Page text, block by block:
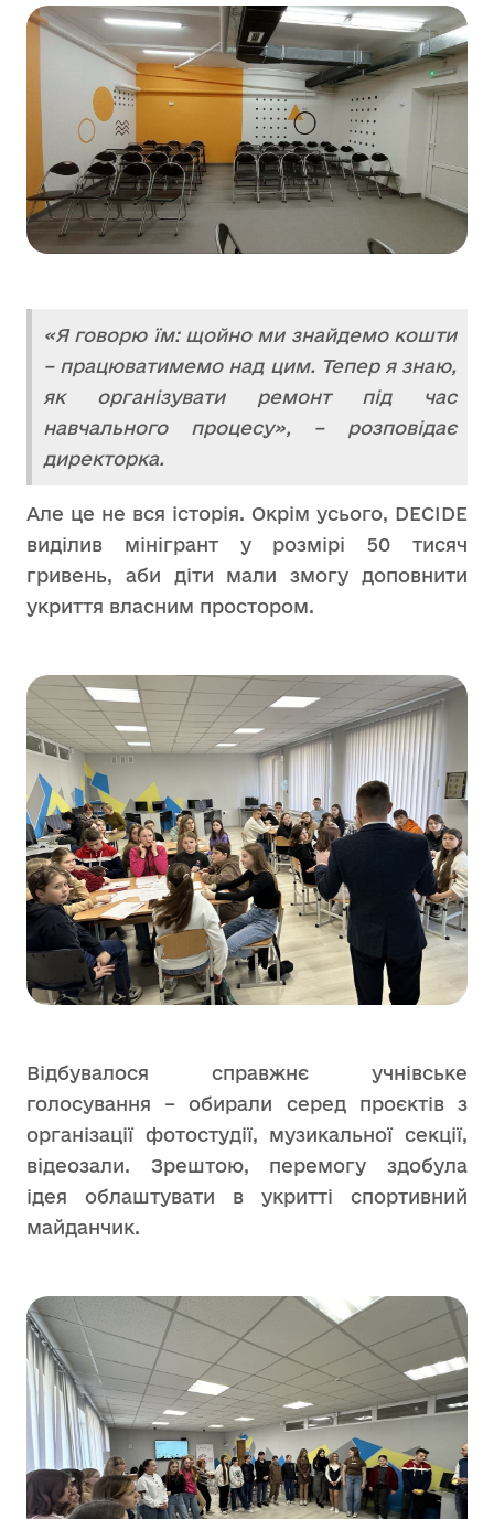
«Я говорю їм: щойно ми знайдемо кошти
– працюватимемо над цим. Тепер я знаю,
як організувати ремонт під час
навчального процесу», – розповідає
директорка.
Але це не вся історія. Окрім усього, DECIDE
виділив мінігрант у розмірі 50 тисяч
гривень, аби діти мали змогу доповнити
укриття власним простором.
Відбувалося справжнє учнівське
голосування – обирали серед проєктів з
організації фотостудії, музикальної секції,
відеозали. Зрештою, перемогу здобула
ідея облаштувати в укритті спортивний
майданчик.